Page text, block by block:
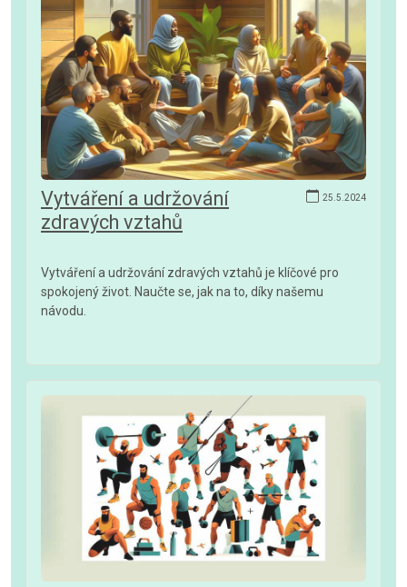
25.5.2024
Vytváření a udržování
zdravých vztahů
Vytváření a udržování zdravých vztahů je klíčové pro
spokojený život. Naučte se, jak na to, díky našemu
návodu.